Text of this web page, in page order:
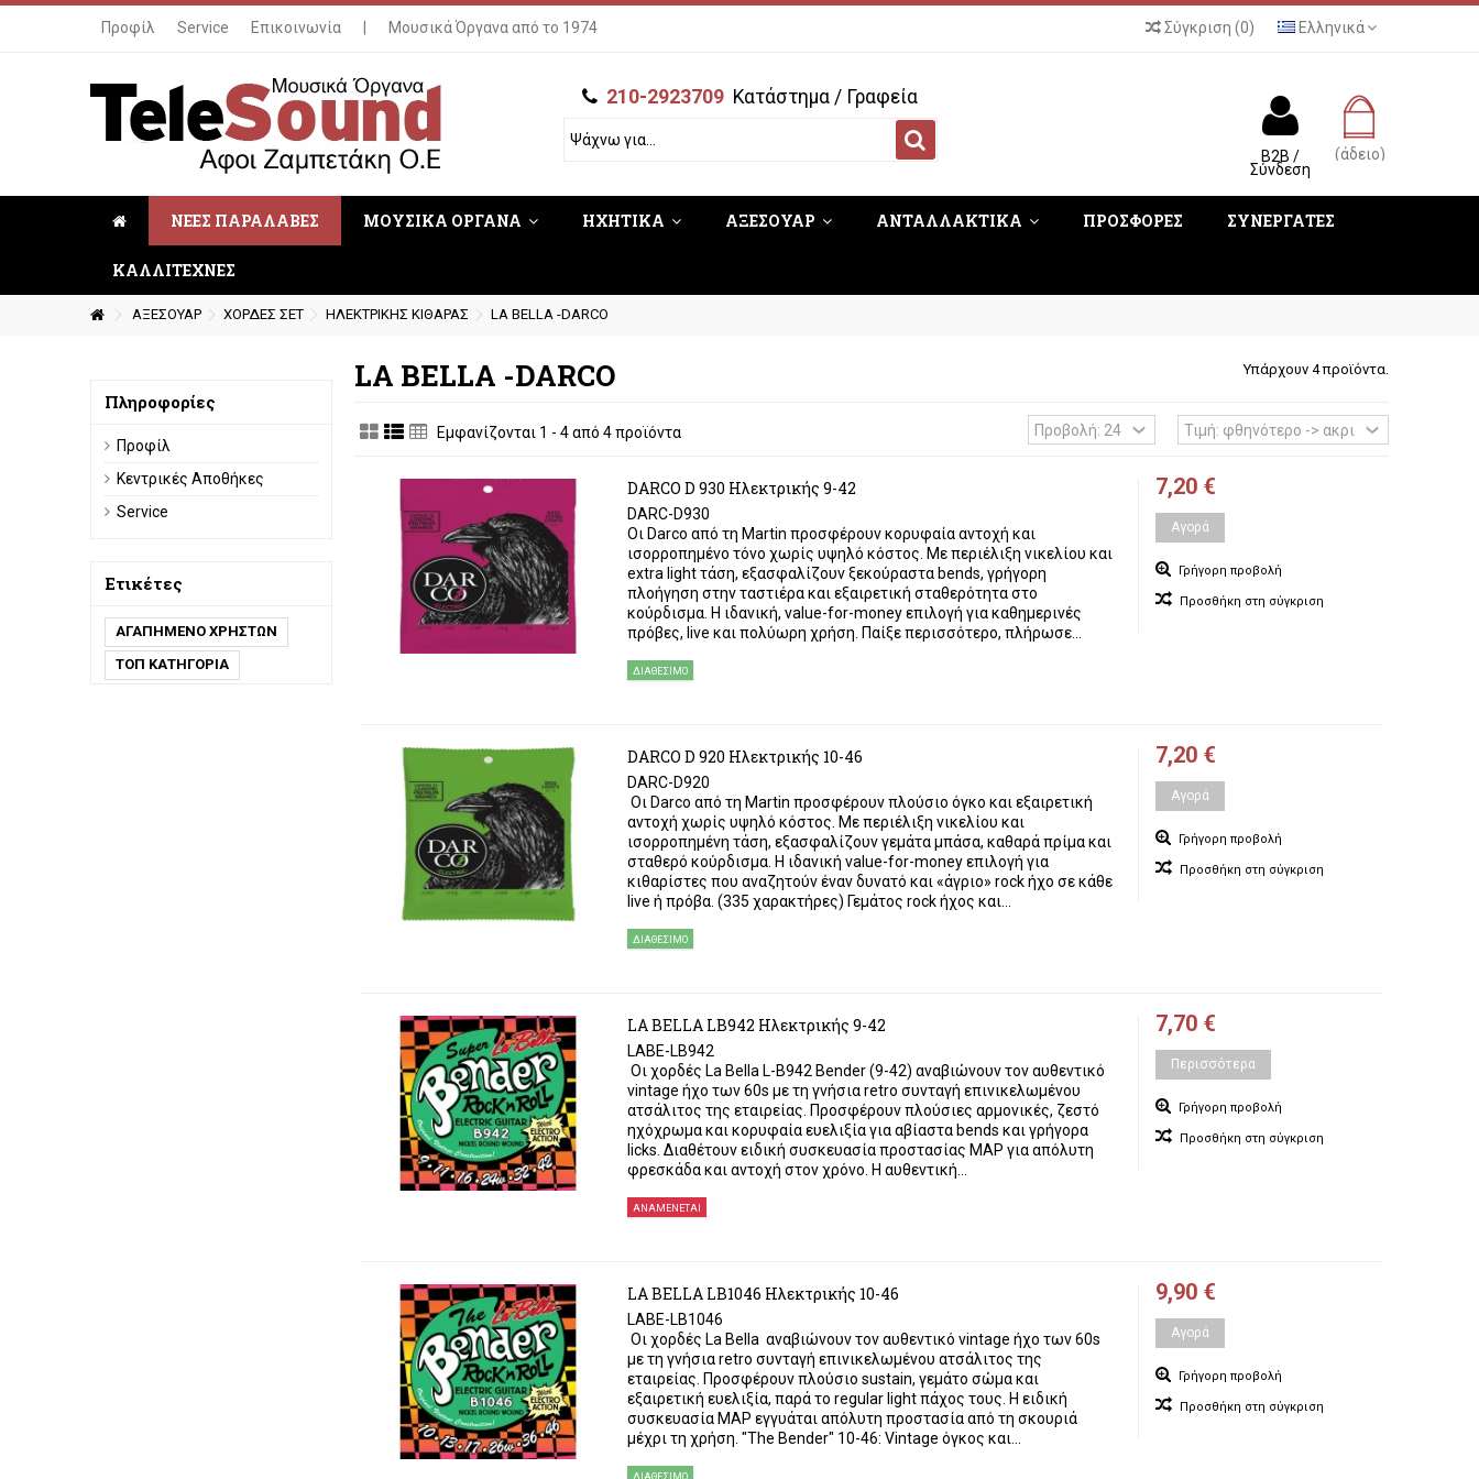
Ελληνικά
Προφίλ Service Επικοινωνία Μουσικά Όργανα από το 1974 Σύγκριση (0)
210-2923709 Κατάστημα / Γραφεία
(άδειο)
B2B /
Σύνδεση
ΝΕΕΣ ΠΑΡΑΛΑΒΕΣ ΜΟΥΣΙΚΑ ΟΡΓΑΝΑ ΗΧΗΤΙΚΑ ΑΞΕΣΟΥΑΡ ΑΝΤΑΛΛΑΚΤΙΚΑ ΠΡΟΣΦΟΡΕΣ ΣΥΝΕΡΓΑΤΕΣ
ΚΑΛΛΙΤΕΧΝΕΣ
ΑΞΕΣΟΥΑΡ ΧΟΡΔΕΣ ΣΕΤ ΗΛΕΚΤΡΙΚΗΣ ΚΙΘΑΡΑΣ LA BELLA -DARCO
LA BELLA -DARCO Υπάρχουν 4 προϊόντα.
Εμφανίζονται 1 - 4 από 4 προϊόντα
DARCO D 930 Ηλεκτρικής 9-42
DARC-D930
Οι Darco από τη Martin προσφέρουν κορυφαία αντοχή και
ισορροπημένο τόνο χωρίς υψηλό κόστος. Με περιέλιξη νικελίου και
extra light τάση, εξασφαλίζουν ξεκούραστα bends, γρήγορη
πλοήγηση στην ταστιέρα και εξαιρετική σταθερότητα στο
κούρδισμα. Η ιδανική, value-for-money επιλογή για καθημερινές
πρόβες, live και πολύωρη χρήση. Παίξε περισσότερο, πλήρωσε...
ΔΙΑΘΈΣΙΜΟ
7,20 €
Αγορά
Γρήγορη προβολή
Προσθήκη στη σύγκριση
DARCO D 920 Ηλεκτρικής 10-46
DARC-D920
Οι Darco από τη Martin προσφέρουν πλούσιο όγκο και εξαιρετική
αντοχή χωρίς υψηλό κόστος. Με περιέλιξη νικελίου και
ισορροπημένη τάση, εξασφαλίζουν γεμάτα μπάσα, καθαρά πρίμα και
σταθερό κούρδισμα. Η ιδανική value-for-money επιλογή για
κιθαρίστες που αναζητούν έναν δυνατό και «άγριο» rock ήχο σε κάθε
live ή πρόβα. (335 χαρακτήρες) Γεμάτος rock ήχος και...
ΔΙΑΘΈΣΙΜΟ
7,20 €
Αγορά
Γρήγορη προβολή
Προσθήκη στη σύγκριση
LA BELLA LB942 Ηλεκτρικής 9-42
LABE-LB942
Οι χορδές La Bella L-B942 Bender (9-42) αναβιώνουν τον αυθεντικό
vintage ήχο των 60s με τη γνήσια retro συνταγή επινικελωμένου
ατσάλιτος της εταιρείας. Προσφέρουν πλούσιες αρμονικές, ζεστό
ηχόχρωμα και κορυφαία ευελιξία για αβίαστα bends και γρήγορα
licks. Διαθέτουν ειδική συσκευασία προστασίας MAP για απόλυτη
φρεσκάδα και αντοχή στον χρόνο. Η αυθεντική...
ΑΝΑΜΈΝΕΤΑΙ
7,70 €
Περισσότερα
Γρήγορη προβολή
Προσθήκη στη σύγκριση
LA BELLA LB1046 Ηλεκτρικής 10-46
LABE-LB1046
Οι χορδές La Bella αναβιώνουν τον αυθεντικό vintage ήχο των 60s
με τη γνήσια retro συνταγή επινικελωμένου ατσάλιτος της
εταιρείας. Προσφέρουν πλούσιο sustain, γεμάτο σώμα και
εξαιρετική ευελιξία, παρά το regular light πάχος τους. Η ειδική
συσκευασία MAP εγγυάται απόλυτη προστασία από τη σκουριά
μέχρι τη χρήση. "The Bender" 10-46: Vintage όγκος και...
ΔΙΑΘΈΣΙΜΟ
9,90 €
Αγορά
Γρήγορη προβολή
Προσθήκη στη σύγκριση
Πληροφορίες
Προφίλ
Κεντρικές Αποθήκες
Service
Ετικέτες
ΑΓΑΠΗΜΕΝΟ ΧΡΗΣΤΩΝ
ΤΟΠ ΚΑΤΗΓΟΡΙΑ